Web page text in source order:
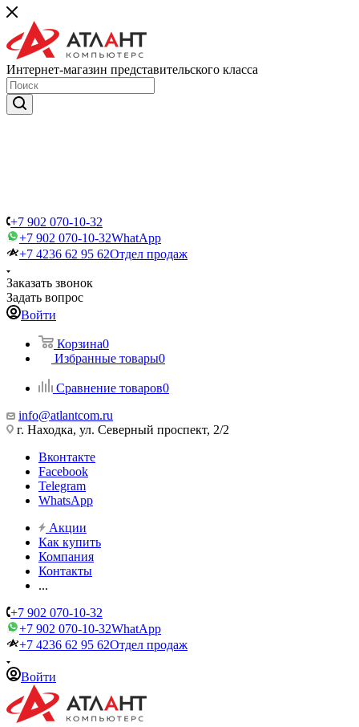
Интернет-магазин представительского класса
+7 902 070-10-32
+7 902 070-10-32WhatApp
+7 4236 62 95 62Отдел продаж
Заказать звонок
Задать вопрос
Войти
Корзина0
Избранные товары0
Сравнение товаров0
info@atlantcom.ru
г. Находка, ул. Северный проспект, 2/2
Вконтакте
Facebook
Telegram
WhatsApp
Акции
Как купить
Компания
Контакты
...
+7 902 070-10-32
+7 902 070-10-32WhatApp
+7 4236 62 95 62Отдел продаж
Войти